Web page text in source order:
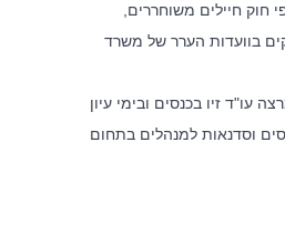
חוק חיילים משוחררים,
בוועדות הערר של משרד
עו"ד זיו בכנסים ובימי עיון
וסדנאות למנהלים בתחום